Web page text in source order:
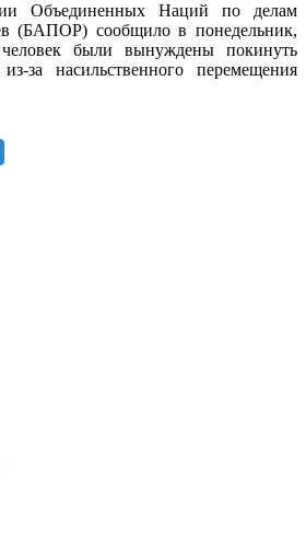
Объединенных Наций по делам
(БАПОР) сообщило в понедельник,
были вынуждены покинуть
за насильственного перемещения